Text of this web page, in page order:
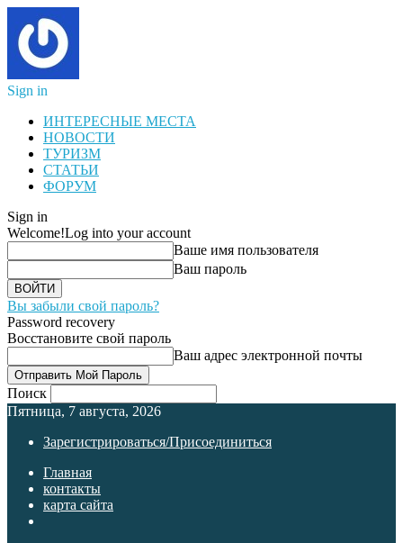
Sign in
ИНТЕРЕСНЫЕ МЕСТА
НОВОСТИ
ТУРИЗМ
СТАТЬИ
ФОРУМ
Sign in
Welcome!Log into your account
Ваше имя пользователя
Ваш пароль
Вы забыли свой пароль?
Password recovery
Восстановите свой пароль
Ваш адрес электронной почты
Поиск
Пятница, 7 августа, 2026
Зарегистрироваться/Присоединиться
Главная
контакты
карта сайта